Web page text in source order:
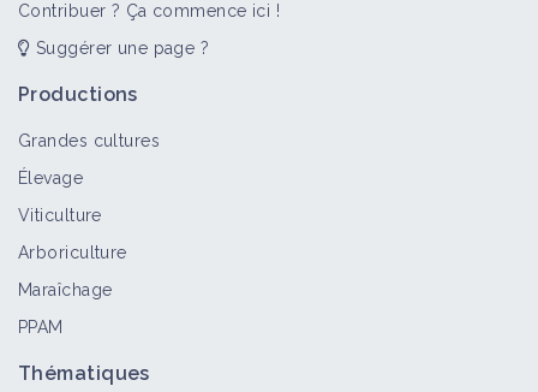
Contribuer ? Ça commence ici !
Suggérer une page ?
Productions
Grandes cultures
Élevage
Viticulture
Arboriculture
Maraîchage
PPAM
Thématiques